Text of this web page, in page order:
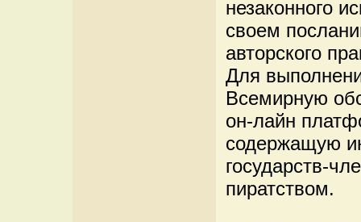
незаконного
своем
авторского
Для
Всемирную
он-лайн
содержащую
государств-
пиратством.